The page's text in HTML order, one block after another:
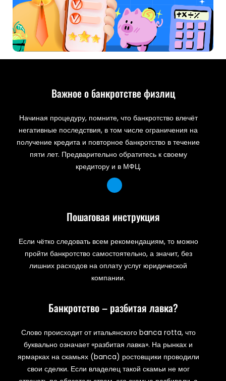
Важное о банкротстве физлиц
Начиная процедуру, помните, что банкротство влечёт
негативные последствия, в том числе ограничения на
получение кредита и повторное банкротство в течение
пяти лет. Предварительно обратитесь к своему
кредитору и в МФЦ.
Пошаговая инструкция
Если чётко следовать всем рекомендациям, то можно
пройти банкротство самостоятельно, а значит, без
лишних расходов на оплату услуг юридической
компании.
Банкротство – разбитая лавка?
Слово происходит от итальянского banca rotta, что
буквально означает «разбитая лавка». На рынках и
ярмарках на скамьях (banca) ростовщики проводили
свои сделки. Если владелец такой скамьи не мог